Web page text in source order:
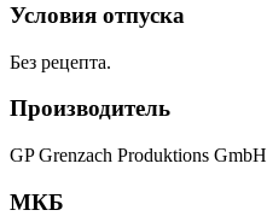
Условия отпуска
Без рецепта.
Производитель
GP Grenzach Produktions GmbH
МКБ